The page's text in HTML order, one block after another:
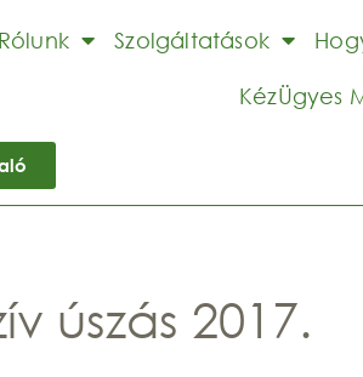
Rólunk Szolgáltatások
KézÜgyes
úszás 2017.